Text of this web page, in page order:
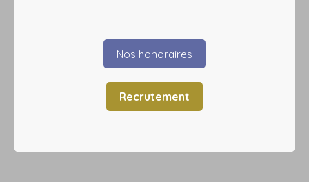
Nos honoraires
Recrutement